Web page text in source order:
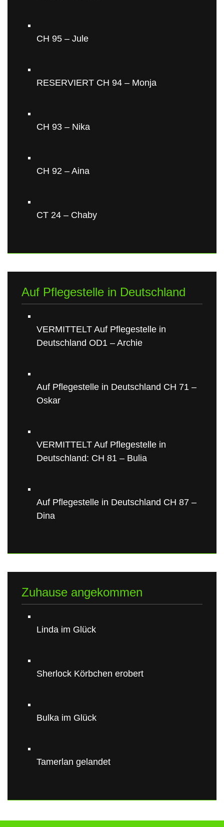
CH 95 – Jule
RESERVIERT CH 94 – Monja
CH 93 – Nika
CH 92 – Aina
CT 24 – Chaby
Auf Pflegestelle in Deutschland
VERMITTELT Auf Pflegestelle in
Deutschland OD1 – Archie
Auf Pflegestelle in Deutschland CH 71 –
Oskar
VERMITTELT Auf Pflegestelle in
Deutschland: CH 81 – Bulia
Auf Pflegestelle in Deutschland CH 87 –
Dina
Zuhause angekommen
Linda im Glück
Sherlock Körbchen erobert
Bulka im Glück
Tamerlan gelandet